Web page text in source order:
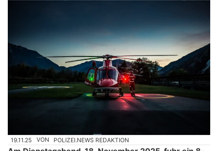
19.11.25 VON POLIZEI.NEWS REDAKTION